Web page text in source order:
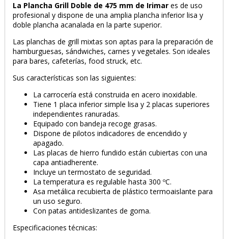
PRODUCTO AÑADIDO AL CARRITO
La Plancha Grill Doble de 475 mm de Irimares de uso
profesional y dispone de una amplia plancha inferior lisa y
doble plancha acanalada en la parte superior.
Las planchas de grill mixtas son aptas para la preparación de
hamburguesas, sándwiches, carnes y vegetales. Son ideales
para bares, cafeterías, food struck, etc.
Sus características son las siguientes:
La carrocería está construida en acero inoxidable.
Tiene 1 placa inferior simple lisa y 2 placas superiores
independientes ranuradas.
Equipado con bandeja recoge grasas.
Dispone de pilotos indicadores de encendido y
apagado.
Las placas de hierro fundido están cubiertas con una
capa antiadherente.
Incluye un termostato de seguridad.
La temperatura es regulable hasta 300 ºC.
Asa metálica recubierta de plástico termoaislante para
un uso seguro.
Con patas antideslizantes de goma.
Especificaciones técnicas: